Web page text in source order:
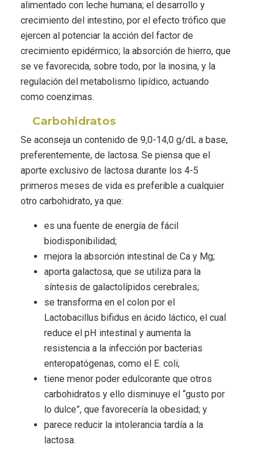
alimentado con leche humana; el desarrollo y
crecimiento del intestino, por el efecto trófico que
ejercen al potenciar la acción del factor de
crecimiento epidérmico; la absorción de hierro, que
se ve favorecida, sobre todo, por la inosina, y la
regulación del metabolismo lipídico, actuando
como coenzimas.
Carbohidratos
Se aconseja un contenido de 9,0-14,0 g/dL a base,
preferentemente, de lactosa. Se piensa que el
aporte exclusivo de lactosa durante los 4-5
primeros meses de vida es preferible a cualquier
otro carbohidrato, ya que:
es una fuente de energía de fácil
biodisponibilidad;
mejora la absorción intestinal de Ca y Mg;
aporta galactosa, que se utiliza para la
síntesis de galactolípidos cerebrales;
se transforma en el colon por el
Lactobacillus bifidus en ácido láctico, el cual
reduce el pH intestinal y aumenta la
resistencia a la infección por bacterias
enteropatógenas, como el E. coli;
tiene menor poder edulcorante que otros
carbohidratos y ello disminuye el “gusto por
lo dulce”, que favorecería la obesidad; y
parece reducir la intolerancia tardía a la
lactosa.